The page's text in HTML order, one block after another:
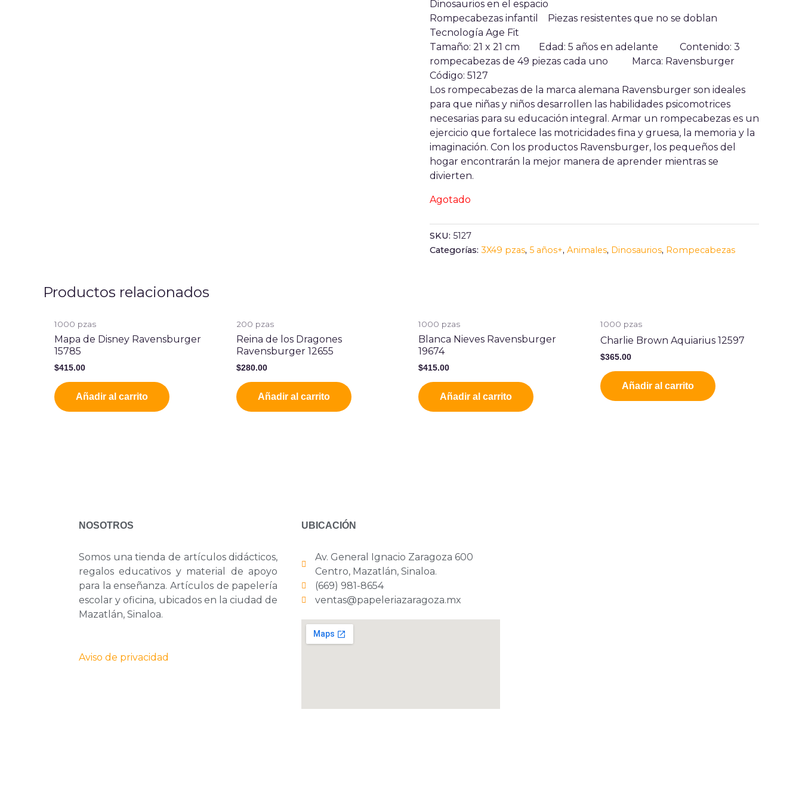
Dinosaurios en el espacio
Rompecabezas infantil Piezas resistentes que no se doblan
Tecnología Age Fit
Tamaño: 21 x 21 cm Edad: 5 años en adelante Contenido: 3
rompecabezas de 49 piezas cada uno Marca: Ravensburger
Código: 5127
Los rompecabezas de la marca alemana Ravensburger son ideales
para que niñas y niños desarrollen las habilidades psicomotrices
necesarias para su educación integral. Armar un rompecabezas es un
ejercicio que fortalece las motricidades fina y gruesa, la memoria y la
imaginación. Con los productos Ravensburger, los pequeños del
hogar encontrarán la mejor manera de aprender mientras se
divierten.
Agotado
SKU: 5127
Categorías: 3X49 pzas, 5 años+, Animales, Dinosaurios, Rompecabezas
Productos relacionados
1000 pzas
Mapa de Disney Ravensburger
15785
$415.00
Añadir al carrito
200 pzas
Reina de los Dragones
Ravensburger 12655
$280.00
Añadir al carrito
1000 pzas
Blanca Nieves Ravensburger
19674
$415.00
Añadir al carrito
1000 pzas
Charlie Brown Aquiarius 12597
$365.00
Añadir al carrito
NOSOTROS
Somos una tienda de artículos didácticos,
regalos educativos y material de apoyo
para la enseñanza. Artículos de papelería
escolar y oficina, ubicados en la ciudad de
Mazatlán, Sinaloa.
Aviso de privacidad
UBICACIÓN
Av. General Ignacio Zaragoza 600
Centro, Mazatlán, Sinaloa.
(669) 981-8654
ventas@papeleriazaragoza.mx